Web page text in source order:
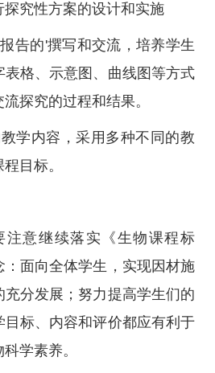
究性方案的设计和实施
告的'撰写和交流，培养学生
格、示意图、曲线图等方式
探究的过程和结果。
学内容，采用多种不同的教
目标。
注意继续落实《生物课程标
面向全体学生，实现因材施
分发展；努力提高学生们的
标、内容和评价都应有利于
学素养。